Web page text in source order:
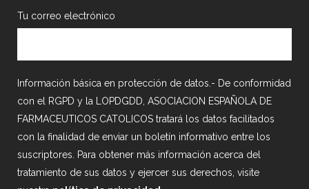
Tu correo electrónico
Información básica en protección de datos.- De conformidad
con el RGPD y la LOPDGDD, ASOCIACION ESPAÑOLA DE
FARMACEUTICOS CATOLICOS tratará los datos facilitados
con la finalidad de enviar un boletín informativo entre los
suscriptores. Para obtener más información acerca del
tratamiento de sus datos y ejercer sus derechos, visite